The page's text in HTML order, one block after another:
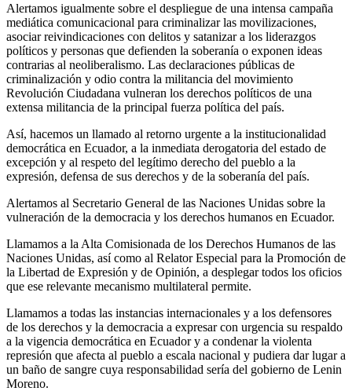
Alertamos igualmente sobre el despliegue de una intensa campaña
mediática comunicacional para criminalizar las movilizaciones,
asociar reivindicaciones con delitos y satanizar a los liderazgos
políticos y personas que defienden la soberanía o exponen ideas
contrarias al neoliberalismo. Las declaraciones públicas de
criminalización y odio contra la militancia del movimiento
Revolución Ciudadana vulneran los derechos políticos de una
extensa militancia de la principal fuerza política del país.
Así, hacemos un llamado al retorno urgente a la institucionalidad
democrática en Ecuador, a la inmediata derogatoria del estado de
excepción y al respeto del legítimo derecho del pueblo a la
expresión, defensa de sus derechos y de la soberanía del país.
Alertamos al Secretario General de las Naciones Unidas sobre la
vulneración de la democracia y los derechos humanos en Ecuador.
Llamamos a la Alta Comisionada de los Derechos Humanos de las
Naciones Unidas, así como al Relator Especial para la Promoción de
la Libertad de Expresión y de Opinión, a desplegar todos los oficios
que ese relevante mecanismo multilateral permite.
Llamamos a todas las instancias internacionales y a los defensores
de los derechos y la democracia a expresar con urgencia su respaldo
a la vigencia democrática en Ecuador y a condenar la violenta
represión que afecta al pueblo a escala nacional y pudiera dar lugar a
un baño de sangre cuya responsabilidad sería del gobierno de Lenin
Moreno.